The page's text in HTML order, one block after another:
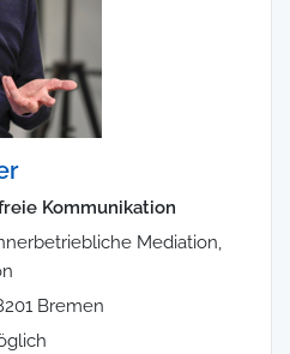
Kommunikation
Mediation,
Bremen